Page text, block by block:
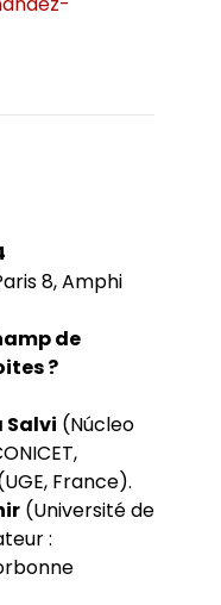
8, Amphi
de
?
(Núcleo
France).
(Université de
: